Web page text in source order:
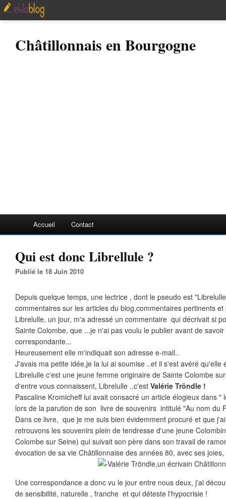
Châtillonnais en Bourgogne
Accueil Contact
Qui est donc Librellule ?
Publié le 18 Juin 2010
Depuis quelque temps, une lectrice , dont le pseudo est
commentaires sur les articles du blog,commentaires pertinents
Librelulle, un jour, m'a adressé un commentaire qui décrivait si
Sainte Colombe, que ...je n'ai pas voulu le publier avant de
correspondante...
Heureusement elle m'indiquait son adresse e-mail..
J'avais ma petite idée,je la lui ai soumise ..et il s'est avéré qu'elle
Librelulle c'est une jeune femme originaire de Sainte Colombe
d'entre vous connaissent, Librelulle ..c'est Valérie Tröndle !
Pascaline Kromicheff lui avait consacré un article élogieux dans "
lors de la parution de son livre de souvenirs intitulé "Au nom du
Dans ce livre, que je me suis bien évidemment procuré et que
retrouvons les souvenirs plein de tendresse d'une jeune
Colombe sur Seine) qui suivait son père dans son travail de
évocation de sa vie Châtillonnaise des années 80, avec ses
Une correspondance a donc vu le jour entre nous deux, j'ai
de sensibilité, naturelle , franche et qui déteste l'hypocrisie !